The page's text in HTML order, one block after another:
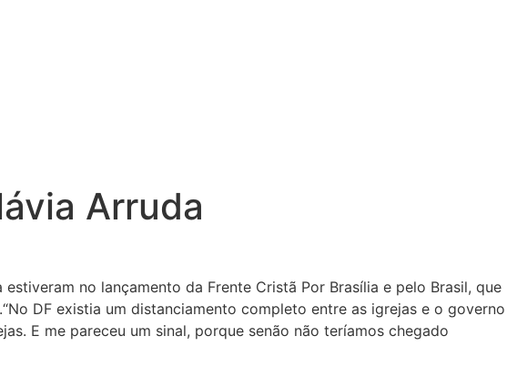
Arruda
no lançamento da Frente Cristã Por Brasília e pelo Brasil, que
DF existia um distanciamento completo entre as igrejas e o governo
E me pareceu um sinal, porque senão não teríamos chegado